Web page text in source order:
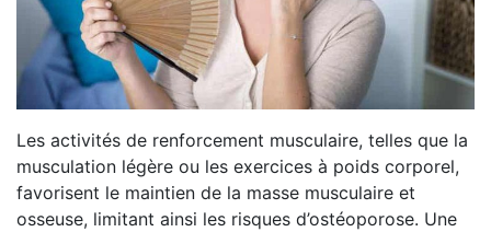
Les activités de renforcement musculaire, telles que la
musculation légère ou les exercices à poids corporel,
favorisent le maintien de la masse musculaire et
osseuse, limitant ainsi les risques d’ostéoporose. Une